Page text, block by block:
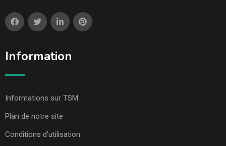
Information
Informations sur TSM
Plan de notre site
Conditions d’utilisation